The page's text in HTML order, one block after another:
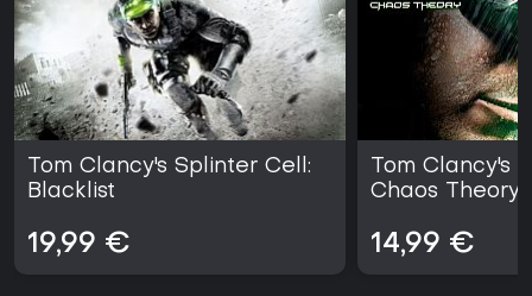
Tom Clancy's Splinter Cell:
Blacklist
19,99 €
Tom Clancy's
Chaos Theory
14,99 €